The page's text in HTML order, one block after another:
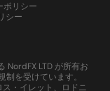
ポリシー
シー
NordFX LTD が所有お
を受けています。
・イレット、ロドニ